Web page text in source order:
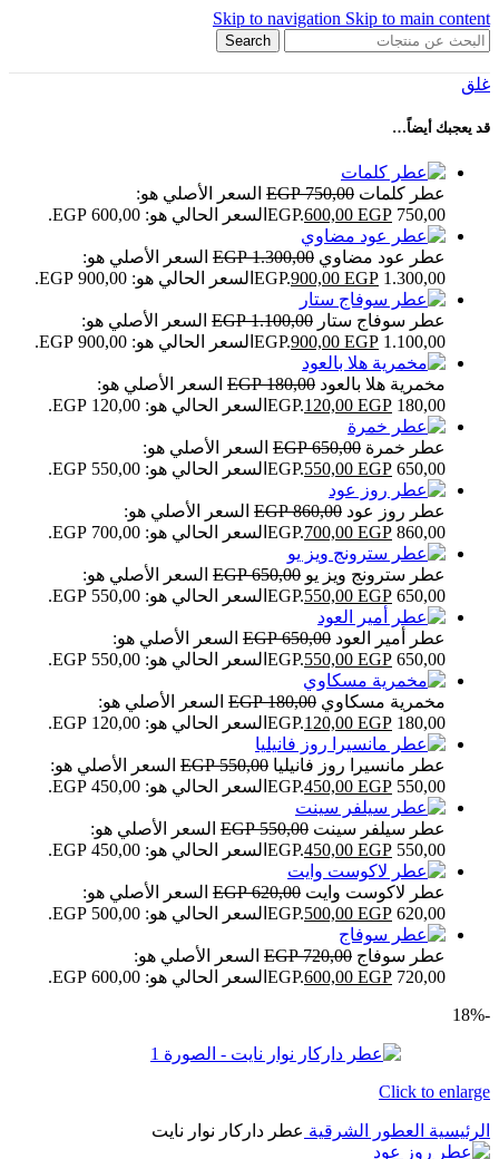
Skip to navigation Skip to main content
Search
غلق
قد يعجبك أيضاً…
عطر كلمات 750,00
EGP السعر الأصلي هو:
750,00 EGP.
600,00 EGP السعر الحالي هو: 600,00 EGP.
عطر عود مضاوي 1.300,00
EGP السعر الأصلي هو:
1.300,00 EGP.
900,00 EGP السعر الحالي هو: 900,00 EGP.
عطر سوفاج ستار 1.100,00
EGP السعر الأصلي هو:
1.100,00 EGP.
900,00 EGP السعر الحالي هو: 900,00 EGP.
مخمرية هلا بالعود 180,00
EGP السعر الأصلي هو:
180,00 EGP.
120,00 EGP السعر الحالي هو: 120,00 EGP.
عطر خمرة 650,00
EGP السعر الأصلي هو:
650,00 EGP.
550,00 EGP السعر الحالي هو: 550,00 EGP.
عطر روز عود 860,00
EGP السعر الأصلي هو:
860,00 EGP.
700,00 EGP السعر الحالي هو: 700,00 EGP.
عطر سترونج ويز يو 650,00
EGP السعر الأصلي هو:
650,00 EGP.
550,00 EGP السعر الحالي هو: 550,00 EGP.
عطر أمير العود 650,00
EGP السعر الأصلي هو:
650,00 EGP.
550,00 EGP السعر الحالي هو: 550,00 EGP.
مخمرية مسكاوي 180,00
EGP السعر الأصلي هو:
180,00 EGP.
120,00 EGP السعر الحالي هو: 120,00 EGP.
عطر مانسيرا روز فانيليا 550,00
EGP السعر الأصلي هو:
550,00 EGP.
450,00 EGP السعر الحالي هو: 450,00 EGP.
عطر سيلفر سينت 550,00
EGP السعر الأصلي هو:
550,00 EGP.
450,00 EGP السعر الحالي هو: 450,00 EGP.
عطر لاكوست وايت 620,00
EGP السعر الأصلي هو:
620,00 EGP.
500,00 EGP السعر الحالي هو: 500,00 EGP.
عطر سوفاج 720,00
EGP السعر الأصلي هو:
720,00 EGP.
600,00 EGP
السعر الحالي هو: 600,00 EGP.
-18%
Click to enlarge
الرئيسية العطور الشرقية عطر داركار نوار نايت